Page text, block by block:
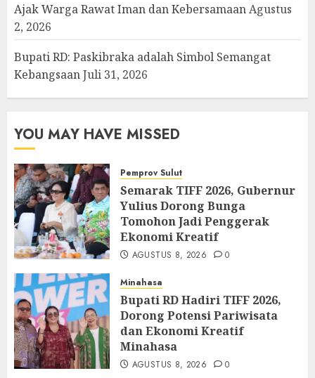
Ajak Warga Rawat Iman dan KebersamaanAgustus
2, 2026
Bupati RD: Paskibraka adalah Simbol Semangat
KebangsaanJuli 31, 2026
YOU MAY HAVE MISSED
Pemprov Sulut
Semarak TIFF 2026, Gubernur
Yulius Dorong Bunga
Tomohon Jadi Penggerak
Ekonomi Kreatif
AGUSTUS 8, 2026 0
Minahasa
Bupati RD Hadiri TIFF 2026,
Dorong Potensi Pariwisata
dan Ekonomi Kreatif
Minahasa
AGUSTUS 8, 2026 0